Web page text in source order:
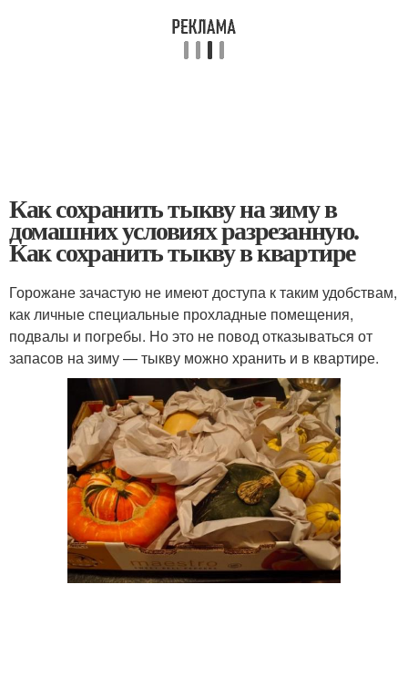
Как сохранить тыкву на зиму в
домашних условиях разрезанную.
Как сохранить тыкву в квартире
Горожане зачастую не имеют доступа к таким удобствам,
как личные специальные прохладные помещения,
подвалы и погребы. Но это не повод отказываться от
запасов на зиму — тыкву можно хранить и в квартире.